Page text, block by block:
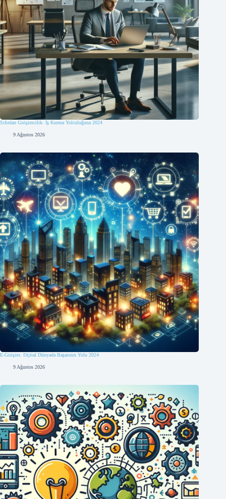
Sıfırdan Girişimcilik: İş Kurma Yolculuğuna 2024
9 Ağustos 2026
E-Girişim: Dijital Dünyada Başarının Yolu 2024
9 Ağustos 2026